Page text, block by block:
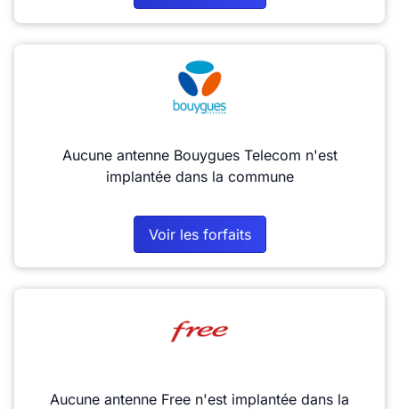
Aucune antenne Bouygues Telecom n'est
implantée dans la commune
Voir les forfaits
Aucune antenne Free n'est implantée dans la